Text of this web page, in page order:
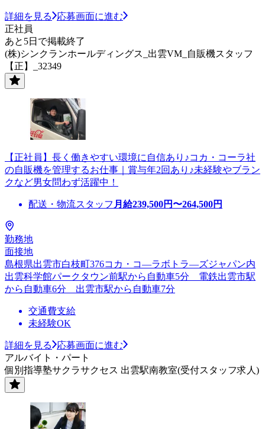
詳細を見る
応募画面に進む
正社員
あと5日で掲載終了
(株)シンクランホールディングス_出雲VM_自販機スタッフ
【正】_32349
【正社員】長く働きやすい環境に自信あり♪コカ・コーラ社
の自販機を管理するお仕事｜賞与年2回あり♪未経験やブラン
クなど男女問わず活躍中！
配送・物流スタッフ 月給239,500円〜264,500円
勤務地
面接地
島根県出雲市白枝町376コカ・コ―ラボトラ―ズジャパン内
出雲科学館パークタウン前駅から自動車5分 電鉄出雲市駅
から自動車6分 出雲市駅から自動車7分
交通費支給
未経験OK
詳細を見る
応募画面に進む
アルバイト・パート
個別指導塾サクラサクセス 出雲駅南教室(受付スタッフ求人)